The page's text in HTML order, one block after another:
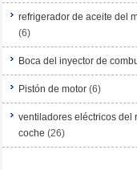
refrigerador de aceite del
(6)
Boca del inyector de
Pistón de motor (6)
ventiladores eléctricos del
coche (26)